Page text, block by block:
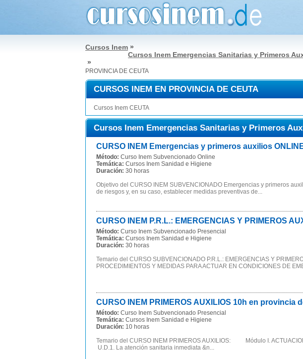
Cursos Inem »
Cursos Inem Emergencias Sanitarias y Primeros
»
PROVINCIA DE CEUTA
CURSOS INEM EN PROVINCIA DE CEUTA
Cursos Inem CEUTA
Cursos Inem Emergencias Sanitarias y Primeros
CURSO INEM Emergencias y primeros auxilios
Método: Curso Inem Subvencionado Online
Temática: Cursos Inem Sanidad e Higiene
Duración: 30 horas
Objetivo del CURSO INEM SUBVENCIONADO Emergencias y primeros
de riesgos y, en su caso, establecer medidas preventivas de...
CURSO INEM P.R.L.: EMERGENCIAS Y PRIMEROS
Método: Curso Inem Subvencionado Presencial
Temática: Cursos Inem Sanidad e Higiene
Duración: 30 horas
Temario del CURSO SUBVENCIONADO P.R.L.: EMERGENCIAS Y
PROCEDIMIENTOS Y MEDIDAS PARA ACTUAR EN CONDICIONES DE
CURSO INEM PRIMEROS AUXILIOS 10h en provincia
Método: Curso Inem Subvencionado Presencial
Temática: Cursos Inem Sanidad e Higiene
Duración: 10 horas
Temario del CURSO INEM PRIMEROS AUXILIOS: Módulo I.
U.D.1. La atención sanitaria inmediata &n...